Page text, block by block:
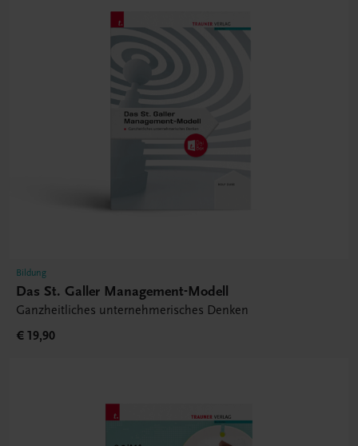
Bildung
Das St. Galler Management-Modell
Ganzheitliches unternehmerisches Denken
€ 19,90